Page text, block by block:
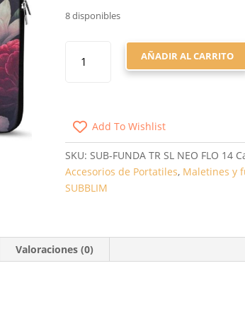
8 disponibles
SUBBLIM
FLOWERS
PARA
PORTÁTILES
HASTA
14'
AÑADIR AL CARRITO
Add To Wishlist
SKU:SUB-FUNDA TR SL NEO FLO 14
Accesorios de Portatiles, Maletines y
SUBBLIM
Valoraciones (0)